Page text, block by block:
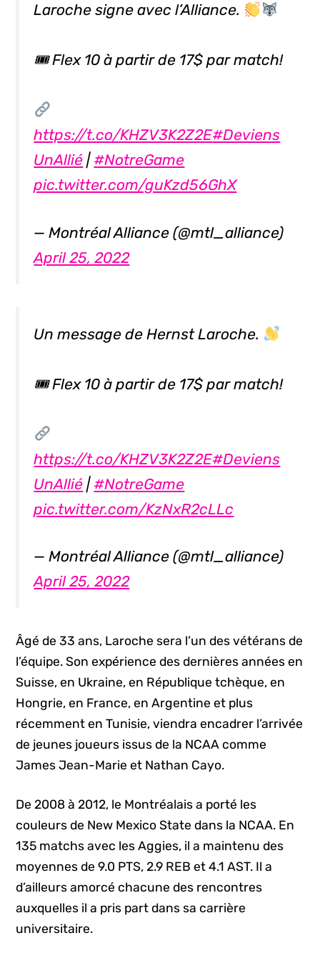
Laroche signe avec l’Alliance.
🎟 Flex 10 à partir de 17$ par match!
https://t.co/KHZV3K2Z2E#Deviens
UnAllié | #NotreGame
pic.twitter.com/guKzd56GhX
— Montréal Alliance (@mtl_alliance)
April 25, 2022
Un message de Hernst Laroche.
🎟 Flex 10 à partir de 17$ par match!
https://t.co/KHZV3K2Z2E#Deviens
UnAllié | #NotreGame
pic.twitter.com/KzNxR2cLLc
— Montréal Alliance (@mtl_alliance)
April 25, 2022
Âgé de 33 ans, Laroche sera l’un des vétérans de
l’équipe. Son expérience des dernières années en
Suisse, en Ukraine, en République tchèque, en
Hongrie, en France, en Argentine et plus
récemment en Tunisie, viendra encadrer l’arrivée
de jeunes joueurs issus de la NCAA comme
James Jean-Marie et Nathan Cayo.
De 2008 à 2012, le Montréalais a porté les
couleurs de New Mexico State dans la NCAA. En
135 matchs avec les Aggies, il a maintenu des
moyennes de 9.0 PTS, 2.9 REB et 4.1 AST. Il a
d’ailleurs amorcé chacune des rencontres
auxquelles il a pris part dans sa carrière
universitaire.